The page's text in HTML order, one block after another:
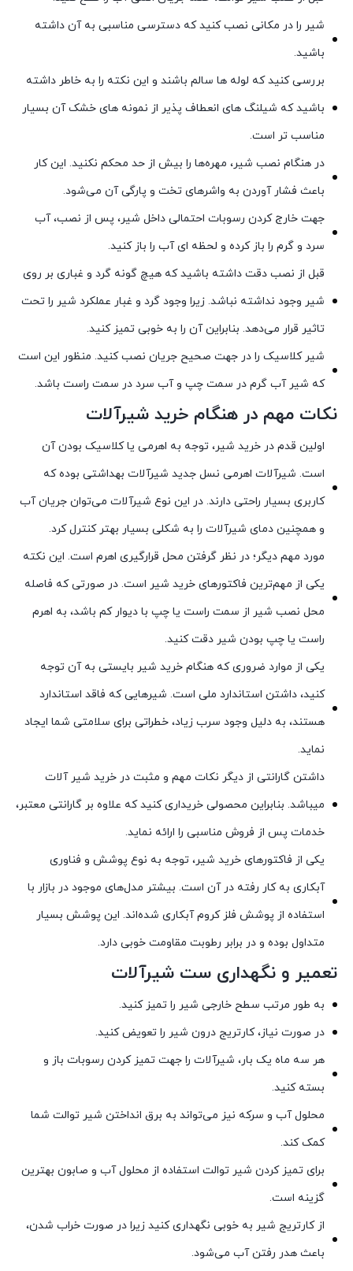
شیر را در مکانی نصب کنید که دسترسی مناسبی به آن داشته
باشید.
بررسی کنید که لوله ها سالم باشند و این نکته را به خاطر داشته
باشید که شیلنگ های انعطاف پذیر از نمونه های خشک آن بسیار
مناسب تر است.
در هنگام نصب شیر، مهره‌ها را بیش از حد محکم نکنید. این کار
باعث فشار آوردن به واشرهای تخت و پارگی آن می‌شود.
جهت خارج کردن رسوبات احتمالی داخل شیر، پس از نصب، آب
سرد و گرم را باز کرده و لحظه ای آب را باز کنید.
قبل از نصب دقت داشته باشید که هیچ گونه گرد و غباری بر روی
شیر وجود نداشته نباشد. زیرا وجود گرد و غبار عملکرد شیر را تحت
تاثیر قرار می‌دهد. بنابراین آن را به خوبی تمیز کنید.
شیر کلاسیک را در جهت صحیح جریان نصب کنید. منظور این است
که شیر آب گرم در سمت چپ و آب سرد در سمت راست باشد.
نکات مهم در هنگام خرید شیرآلات
اولین قدم در خرید شیر، توجه به اهرمی یا کلاسیک بودن آن
است. شیرآلات اهرمی نسل جدید شیرآلات بهداشتی بوده که
کاربری بسیار راحتی دارند. در این نوع شیرآلات می‌توان جریان آب
و همچنین دمای شیرآلات را به شکلی بسیار بهتر کنترل کرد.
مورد مهم دیگر؛ در نظر گرفتن محل قرارگیری اهرم است. این نکته
یکی از مهم‌ترین فاکتورهای خرید شیر است. در صورتی که فاصله
محل نصب شیر از سمت راست یا چپ با دیوار کم باشد، به اهرم
راست یا چپ بودن شیر دقت کنید.
یکی از موارد ضروری که هنگام خرید شیر بایستی به آن توجه
کنید، داشتن استاندارد ملی است. شیرهایی که فاقد استاندارد
هستند، به دلیل وجود سرب زیاد، خطراتی برای سلامتی شما ایجاد
نماید.
داشتن گارانتی از دیگر نکات مهم و مثبت در خرید شیر آلات
میباشد. بنابراین محصولی خریداری کنید که علاوه بر گارانتی معتبر،
خدمات پس از فروش مناسبی را ارائه نماید.
یکی از فاکتورهای خرید شیر، توجه به نوع پوشش و فناوری
آبکاری به کار رفته در آن است. بیشتر مدل‌های موجود در بازار با
استفاده از پوشش فلز کروم آبکاری شده‌اند. این پوشش بسیار
متداول بوده و در برابر رطوبت مقاومت خوبی دارد.
تعمیر و نگهداری ست شیرآلات
به طور مرتب سطح خارجی شیر را تمیز کنید.
در صورت نیاز، کارتریج درون شیر را تعویض کنید.
هر سه ماه یک بار، شیرآلات را جهت تمیز کردن رسوبات باز و
بسته کنید.
محلول آب و سرکه نیز می‌تواند به برق انداختن شیر توالت شما
کمک کند.
برای تمیز کردن شیر توالت استفاده از محلول آب و صابون بهترین
گزینه است.
از کارتریج شیر به خوبی نگهداری کنید زیرا در صورت خراب شدن،
باعث هدر رفتن آب می‌شود.